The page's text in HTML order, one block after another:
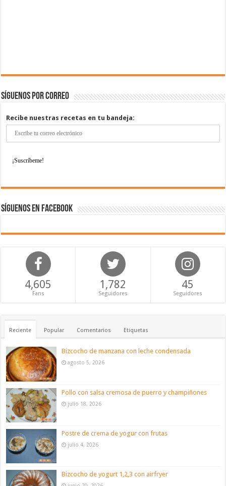
Síguenos por correo
Recibe nuestras recetas en tu bandeja:
Síguenos en Facebook
4,605
Fans
1,782
Seguidores
45
Seguidores
Reciente Popular Comentarios Etiquetas
Bizcocho de manzana con leche condensada
agosto 5, 2026
Pollo con salsa cremosa de puerro y champiñones
julio 18, 2026
Postre de crema de yogur con frutas
julio 4, 2026
Bizcocho de yogurt 1,2,3 con airfryer